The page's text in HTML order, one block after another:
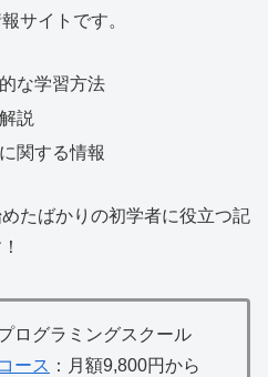
サイトです。
な学習方法
説
関する情報
たばかりの初学者に役立つ記
ログラミングスクール
ース ：月額9,800円から